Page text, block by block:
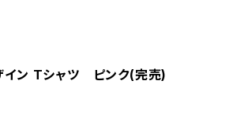
イン Tシャツ ピンク(完売)